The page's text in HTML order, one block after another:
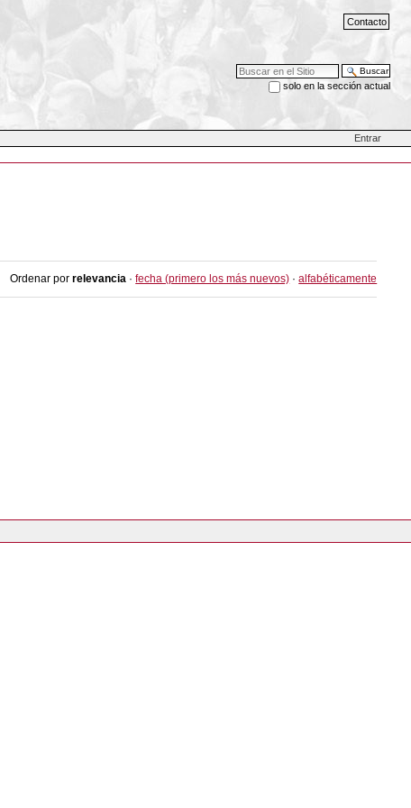
Contacto
Buscar
solo en la sección actual
Entrar
Ordenar por relevancia · fecha (primero los más nuevos) · alfabéticamente